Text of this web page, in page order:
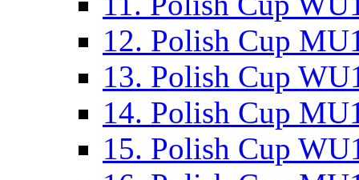
12. Polish Cup
13. Polish Cup
14. Polish Cup
15. Polish Cup